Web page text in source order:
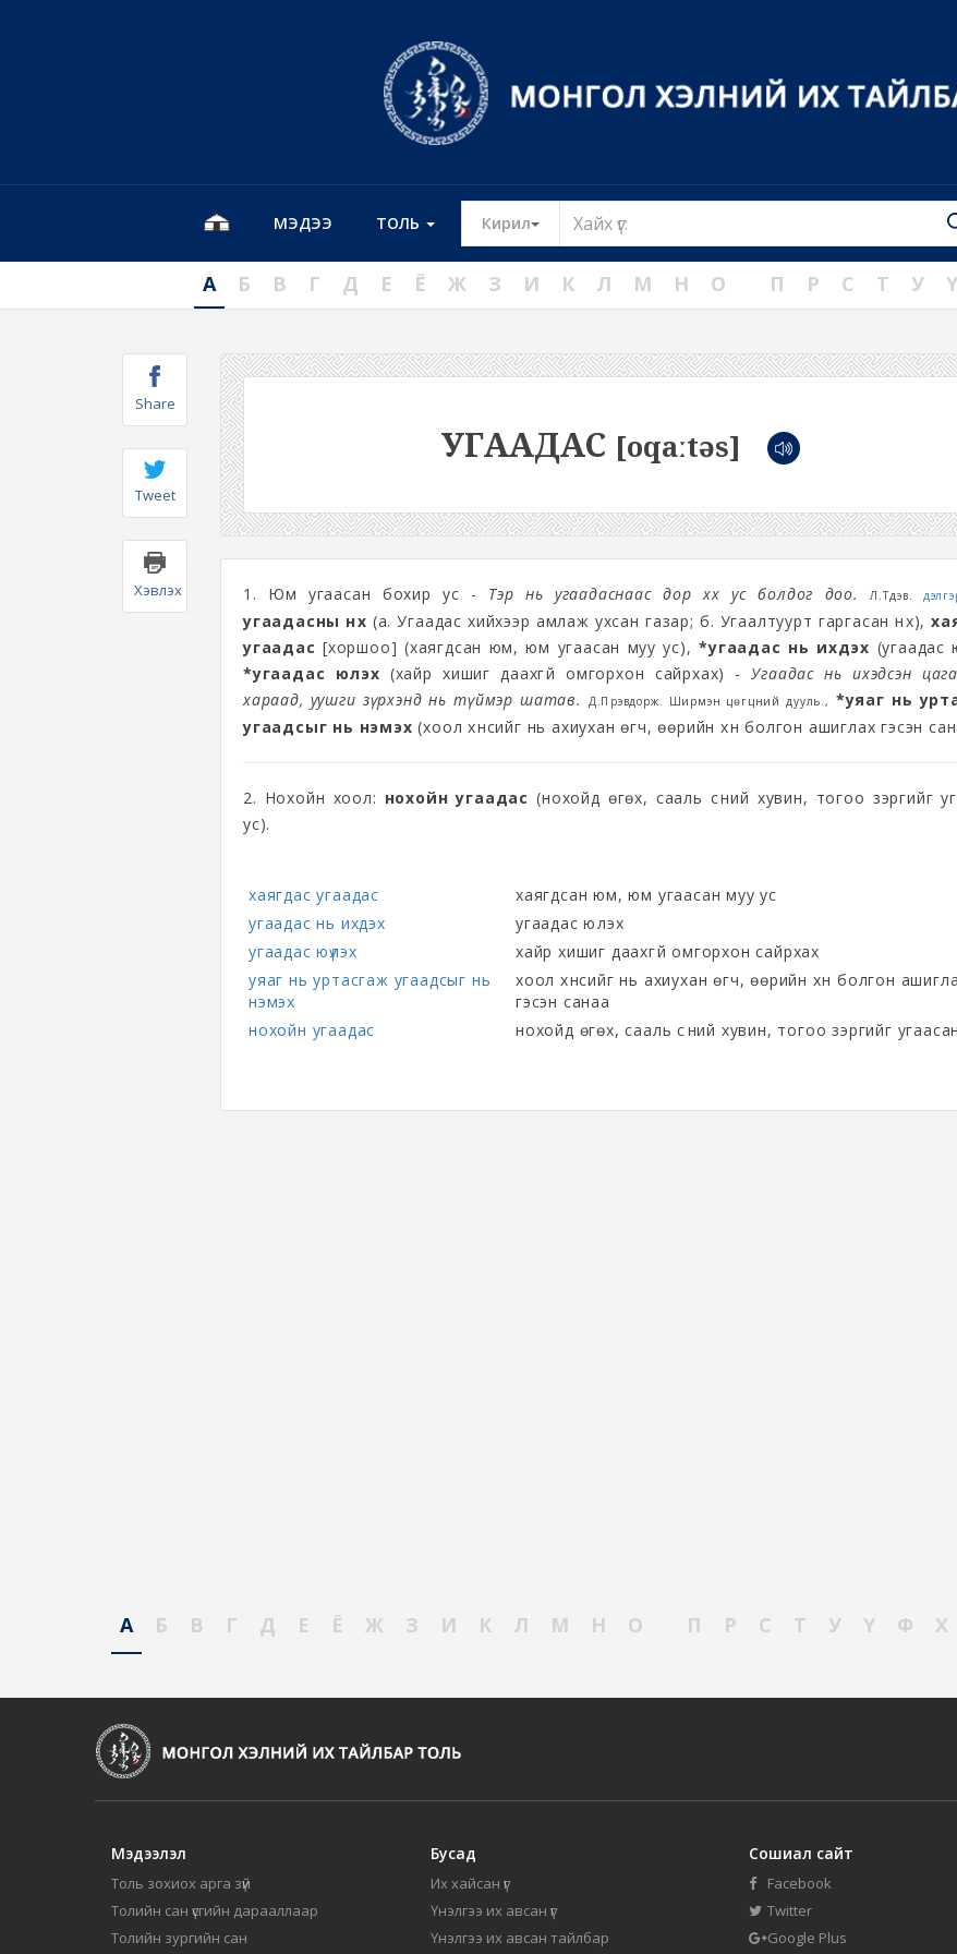
МЭДЭЭ ТОЛЬ Кирил Toggle Dropdown
А Б В Г Д Е Ё Ж З И К Л М Н О П Р С Т У Ү
Share
Tweet
Хэвлэх
УГААДАС [oqaːtəs]
1. Юм угаасан бохир ус - Тэр нь угаадаснаас дор хөх ус болдог доо. Л.Түдэв.
угаадасны нүх (а. Угаадас хийхээр амлаж ухсан газар; б. Угаалтуурт гаргасан нүх),
угаадас [хоршоо] (хаягдсан юм, юм угаасан муу ус),*угаадас нь ихдэх (угаадас
*угаадас юүлэх (хайр хишиг даахгүй омгорхон сайрхах) -Угаадас нь ихэдсэн
хараад, уушги зүрхэнд нь түймэр шатав.
Д.Пүрэвдорж. Ширмэн цөгцний дууль., *уяаг нь
угаадсыг нь нэмэх (хоол хүнсийг нь ахиухан өгч, өөрийн хүн болгон ашиглах гэсэн
2. Нохойн хоол: нохойн угаадас (нохойд өгөх, сааль сүүний хувин, тогоо зэргийг
ус).
хаягдас угаадас
хаягдсан юм, юм угаасан муу ус
угаадас нь ихдэх
угаадас юүлэх
угаадас юүлэх
хайр хишиг даахгүй омгорхон сайрхах
уяаг нь уртасгаж угаадсыг нь
нэмэх
хоол хүнсийг нь ахиухан өгч, өөрийн хүн болгон
гэсэн санаа
нохойн угаадас
нохойд өгөх, сааль сүүний хувин, тогоо зэргийг
А Б В Г Д Е Ё Ж З И К Л М Н О П Р С Т У Ү Ф Х
Мэдээлэл
Толь зохиох арга зүй
Толийн сан үсгийн дарааллаар
Толийн зургийн сан
Бусад
Их хайсан үг
Үнэлгээ их авсан үг
Үнэлгээ их авсан тайлбар
Сошиал сайт
Facebook
Twitter
Google Plus